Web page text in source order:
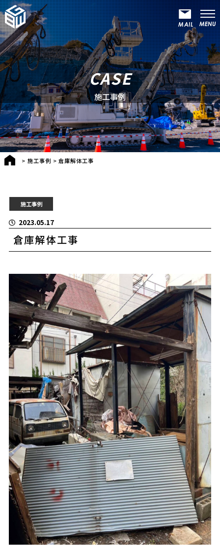
CASE
施工事例
>施工事例 >倉庫解体工事
施工事例
2023.05.17
倉庫解体工事